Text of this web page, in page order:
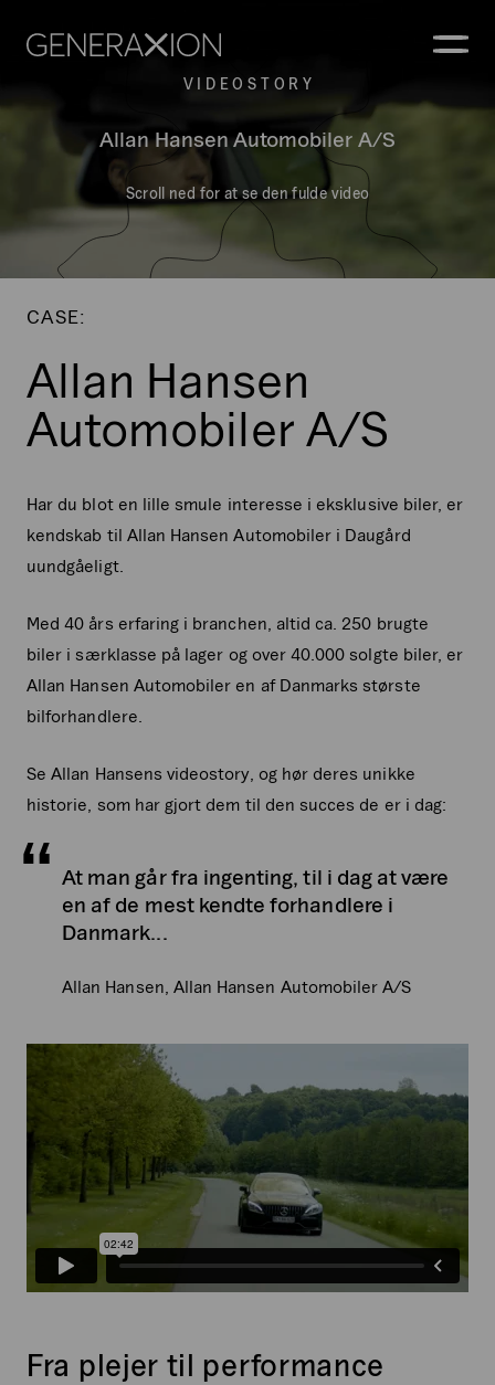
Generaxion
V I D E O S T O R Y
Allan Hansen Automobiler A/S
Scroll ned for at se den fulde video
CASE:
Allan Hansen
Automobiler A/S
Har du blot en lille smule interesse i eksklusive biler, er
kendskab til Allan Hansen Automobiler i Daugård
uundgåeligt.
Med 40 års erfaring i branchen, altid ca. 250 brugte
biler i særklasse på lager og over 40.000 solgte biler, er
Allan Hansen Automobiler en af Danmarks største
bilforhandlere.
Se Allan Hansens videostory, og hør deres unikke
historie, som har gjort dem til den succes de er i dag:
At man går fra ingenting, til i dag at være
en af de mest kendte forhandlere i
Danmark...
Allan Hansen, Allan Hansen Automobiler A/S
Fra plejer til performance